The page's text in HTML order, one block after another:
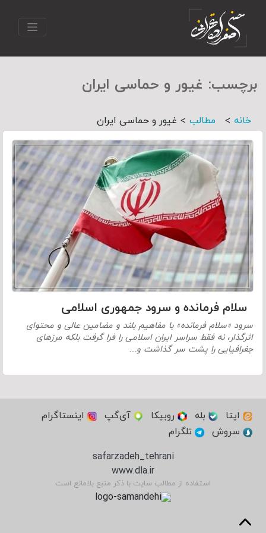
برچسب: غیور و حماسی ایران
خانه > مطالب > غیور و حماسی ایران
سلام فرمانده و سرود جمهوری اسلامی
سرود «سلام فرمانده» با مفاهیم بلند و مضامین عالی و محتوای
اثرگذار، نه فقط سراسر ایران اسلامی را فرا گرفت بلکه مرزهای
جغرافیایی را پشت سر گذاشت و…
ایتا بله روبیکا آی‌گپ
اینستاگرام
سروش
تلگرام
safarzadeh_tehrani
www.dla.ir
استفاده از مطالب سایت با ذکر منبع بلامانع است